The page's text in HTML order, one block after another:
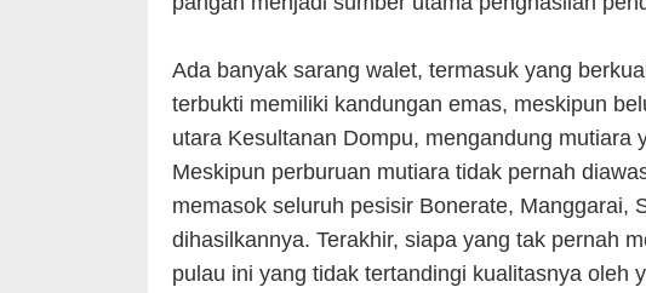
Ada banyak sarang walet, termasuk yang
terbukti memiliki kandungan emas, meskipun
utara Kesultanan Dompu, mengandung mutiara
Meskipun perburuan mutiara tidak pernah
memasok seluruh pesisir Bonerate, Manggarai,
dihasilkannya. Terakhir, siapa yang tak pernah
pulau ini yang tidak tertandingi kualitasnya oleh